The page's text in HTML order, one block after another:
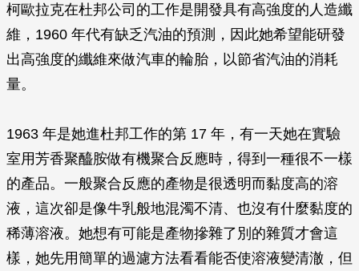
柯歐拉克在杜邦公司的工作是開發具有高強度的人造纖
維，1960 年代有缺乏汽油的預測，因此她希望能研發
出高強度的纖維來做汽車的輪胎，以節省汽油的消耗
量。
1963 年是她進杜邦工作的第 17 年，有一天她在實驗
室用芳香聚醯胺做有機聚合反應時，得到一種很不一樣
的產品。一般聚合反應的產物是很透明而黏度高的溶
液，這次卻是像牛乳般地混濁不清、也沒有什麼黏度的
稀薄溶液。她想有可能是產物摻雜了別的雜質才會這
樣，她先用簡單的過濾方法看看能否使溶液變清澈，但